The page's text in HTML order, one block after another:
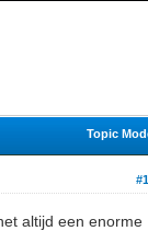
Topic
#1
altijd een enorme